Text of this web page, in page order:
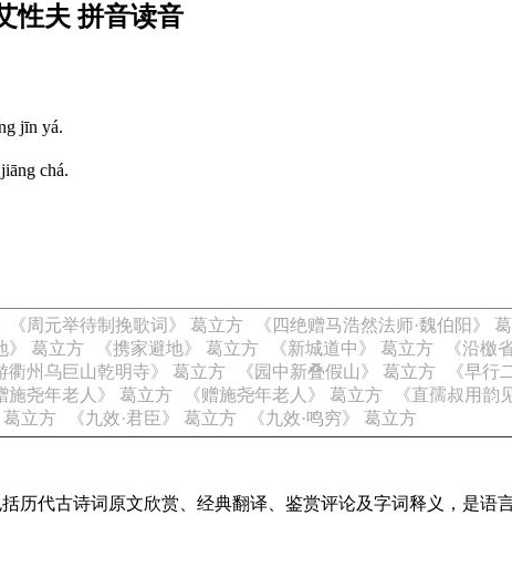
性夫 拼音读音
jīn yá.
chá.
《周元举待制挽歌词》 葛立方 《四绝赠马浩然法师·魏伯阳》
》 葛立方 《携家避地》 葛立方 《新城道中》 葛立方 《沿檄
衢州乌巨山乾明寺》 葛立方 《园中新叠假山》 葛立方 《早行
施尧年老人》 葛立方 《赠施尧年老人》 葛立方 《直孺叔用韵
葛立方
《九效·君臣》 葛立方 《九效·鸣穷》 葛立方
历代古诗词原文欣赏、经典翻译、鉴赏评论及字词释义，是语